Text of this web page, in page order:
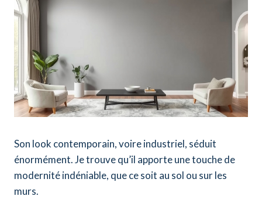
Son look contemporain, voire industriel, séduit
énormément. Je trouve qu’il apporte une touche de
modernité indéniable, que ce soit au sol ou sur les
murs.